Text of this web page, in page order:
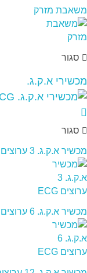
משאבת מזרק
סגור
מכשירי א.ק.ג.
סגור
מכשיר א.ק.ג. 3 ערוצים
מכשיר א.ק.ג. 6 ערוצים